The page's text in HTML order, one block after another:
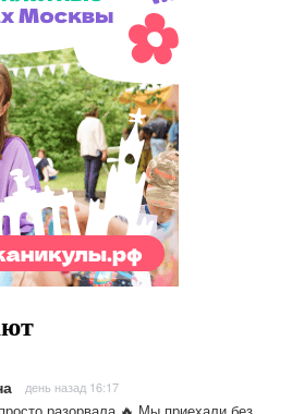
день назад 16:17